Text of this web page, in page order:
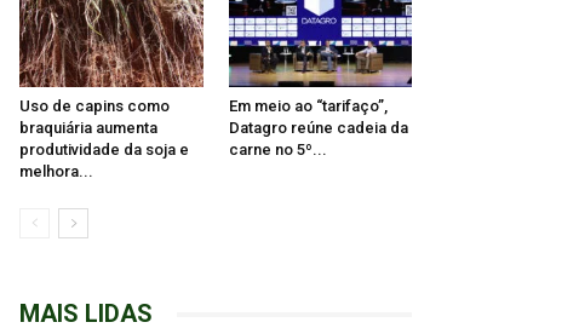
Uso de capins como
braquiária aumenta
produtividade da soja e
melhora...
Em meio ao “tarifaço”,
Datagro reúne cadeia da
carne no 5º...
MAIS LIDAS